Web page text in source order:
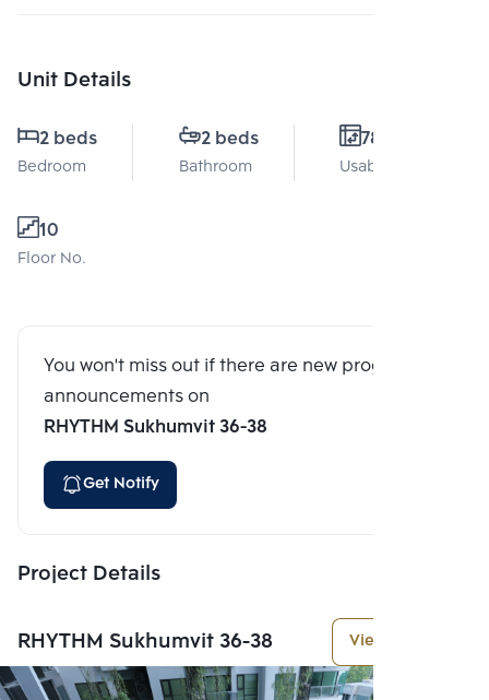
Unit Details
2 beds
Bedroom
2 beds
Bathroom
78 Sq.m.
Usable area
10
Floor No.
You won't miss out if there are new program
announcements on
RHYTHM Sukhumvit 36-38
Get Notify
Project Details
RHYTHM Sukhumvit 36-38 View More